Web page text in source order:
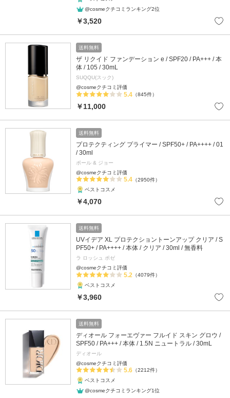
@cosmeクチコミランキング2位
￥3,520
送料無料
ザ リクイド ファンデーション e / SPF20 / PA+++ / 本
体 / 105 / 30mL
SUQQU(スック)
@cosmeクチコミ評価
5.4 （845件）
￥11,000
送料無料
プロテクティング プライマー / SPF50+ / PA++++ / 01
/ 30ml
ポール & ジョー
@cosmeクチコミ評価
5.4 （2950件）
ベストコスメ
￥4,070
送料無料
UVイデア XL プロテクショントーンアップ クリア / S
PF50+ / PA++++ / 本体 / クリア / 30ml / 無香料
ラ ロッシュ ポゼ
@cosmeクチコミ評価
5.2
（4079件）
ベストコスメ
￥3,960
送料無料
ディオール フォーエヴァー フルイド スキン グロウ /
SPF50 / PA+++ / 本体 / 1.5N ニュートラル / 30mL
ディオール
@cosmeクチコミ評価
5.6 （2212件）
ベストコスメ
@cosmeクチコミランキング1位